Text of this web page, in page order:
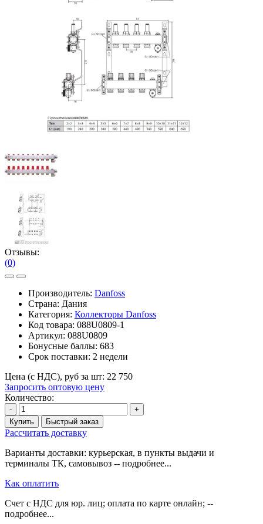
Отзывы:
(0)
Производитель: Danfoss
Страна: Дания
Категория: Коллекторы Danfoss
Код товара: 088U0809-1
Артикул: 088U0809
Бонусные баллы: 683
Срок поставки: 2 недели
Цена (с НДС), руб за шт: 22 750
Запросить оптовую цену
Количество:
-
+
Купить
Быстрый заказ
Рассчитать доставку
Варианты доставки: курьерская, в пункты выдачи и
терминалы ТК, самовывоз -- подробнее...
Как оплатить
Счет с НДС для юр. лиц; оплата по карте онлайн; --
подробнее...